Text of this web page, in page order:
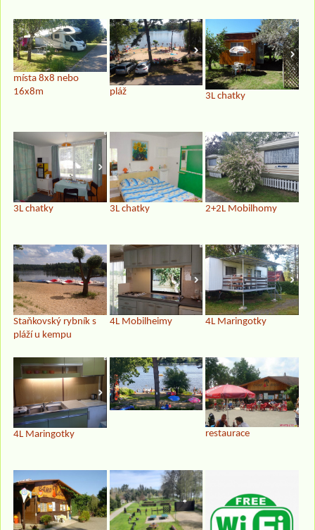
místa 8x8 nebo
16x8m
pláž 3L chatky
3L chatky 3L chatky 2+2L Mobilhomy
Staňkovský rybník s
pláží u kempu
4L Mobilheimy 4L Maringotky
4L Maringotky restaurace